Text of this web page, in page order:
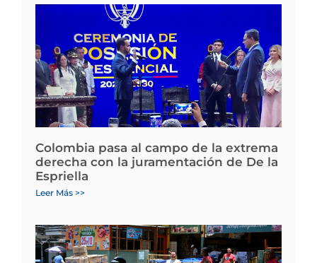
Colombia pasa al campo de la extrema
derecha con la juramentación de De la
Espriella
Leer Más >>